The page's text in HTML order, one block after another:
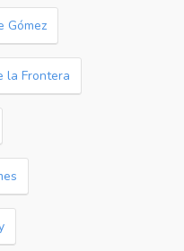
Gómez
la Frontera